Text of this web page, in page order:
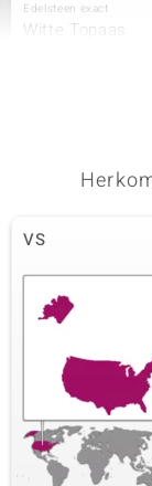
Edelsteen exact
Witte Topaas
Witte Topaas
Karaatgewicht som
0,033 ct
Zetting
VS